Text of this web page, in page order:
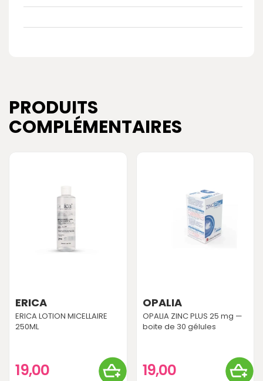
PRODUITS
COMPLÉMENTAIRES
ERICA
ERICA LOTION MICELLAIRE
250ML
19,00
OPALIA
OPALIA ZINC PLUS 25 mg —
boite de 30 gélules
19,00